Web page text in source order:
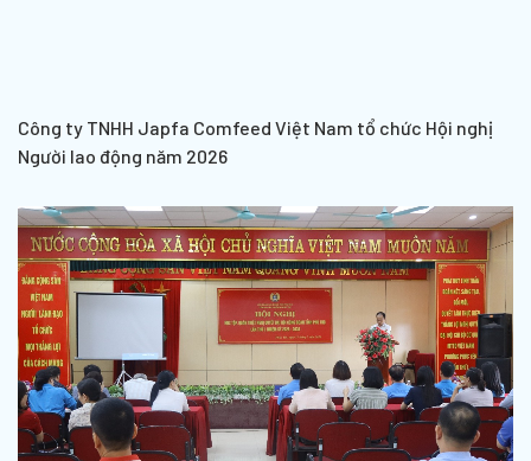
Công ty TNHH Japfa Comfeed Việt Nam tổ chức Hội nghị
Người lao động năm 2026